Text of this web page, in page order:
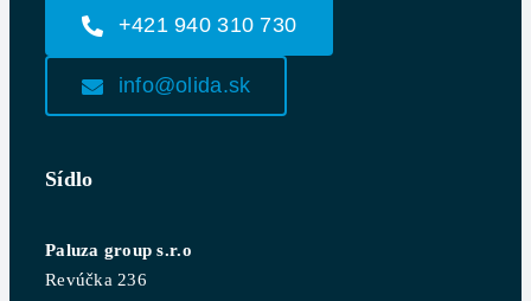
+421 940 310 730
info@olida.sk
Sídlo
Paluza group s.r.o
Revúčka 236